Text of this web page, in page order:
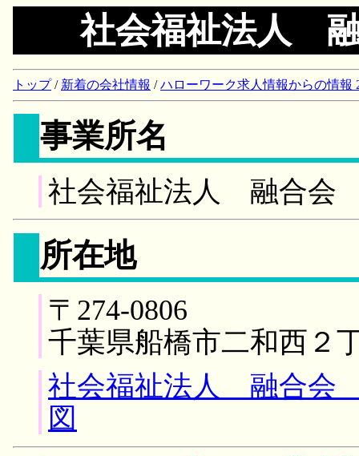
社会福祉法人
トップ/ 新着の会社情報 /ハローワーク求人情報からの情報
事業所名
社会福祉法人 融合会
所在地
〒274-0806
千葉県船橋市二和西２
社会福祉法人 融合会
図